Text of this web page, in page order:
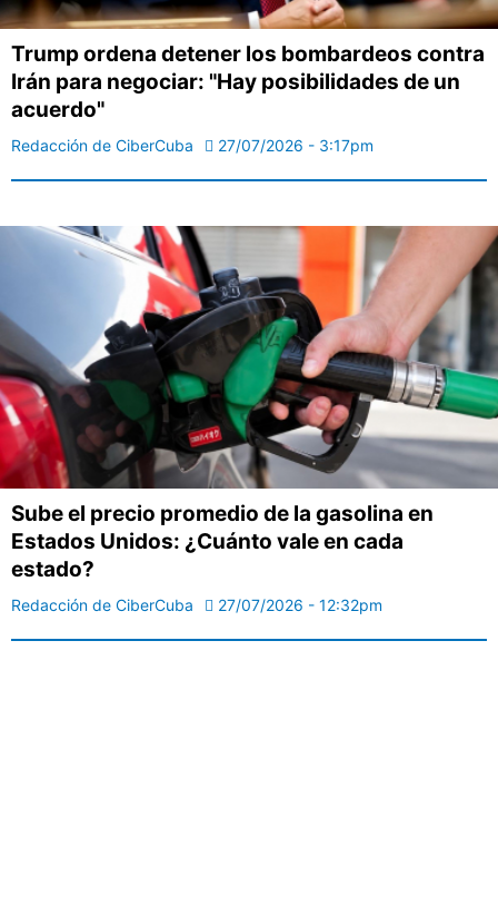
Trump ordena detener los bombardeos contra
Irán para negociar: "Hay posibilidades de un
acuerdo"
Redacción de CiberCuba 27/07/2026 - 3:17pm
Sube el precio promedio de la gasolina en
Estados Unidos: ¿Cuánto vale en cada
estado?
Redacción de CiberCuba 27/07/2026 - 12:32pm